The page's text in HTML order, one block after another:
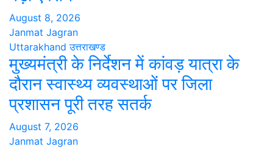
August 8, 2026
Janmat Jagran
Uttarakhand उत्तराखण्ड
मुख्यमंत्री के निर्देशन में कांवड़ यात्रा के
दौरान स्वास्थ्य व्यवस्थाओं पर जिला
प्रशासन पूरी तरह सतर्क
August 7, 2026
Janmat Jagran